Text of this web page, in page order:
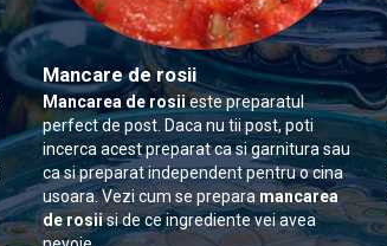
Mancare de rosii
Mancarea de rosiieste preparatul
perfect de post. Daca nu tii post, poti
incerca acest preparat ca si garnitura sau
ca si preparat independent pentru o cina
usoara. Vezi cum se prepara mancarea
de rosiisi de ce ingrediente vei avea